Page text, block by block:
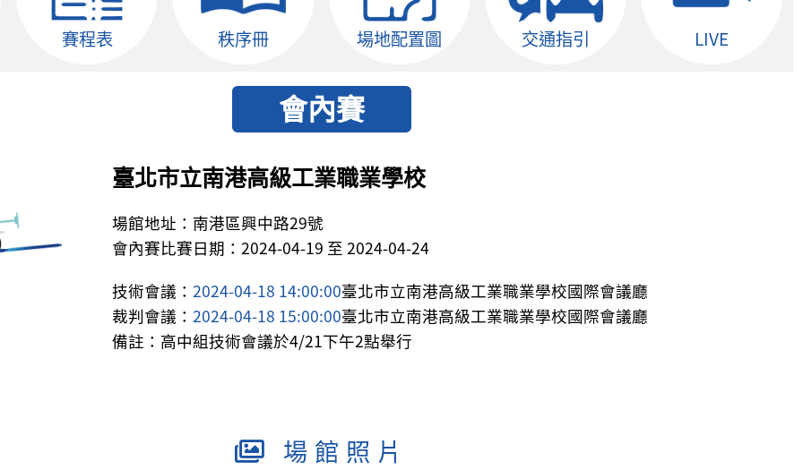
賽程表 秩序冊 場地配置圖 交通指引 LIVE
臺北市立南港高級工業職業學校
場館地址：南港區興中路29號
會內賽比賽日期：2024-04-19 至 2024-04-24
技術會議： 2024-04-18 14:00:00臺北市立南港高級工業職業學校國際會議廳
裁判會議： 2024-04-18 15:00:00臺北市立南港高級工業職業學校國際會議廳
備註：高中組技術會議於4/21下午2點舉行
場館照片